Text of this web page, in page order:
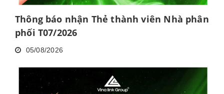
Thông báo nhận Thẻ thành viên Nhà phân
phối T07/2026
05/08/2026